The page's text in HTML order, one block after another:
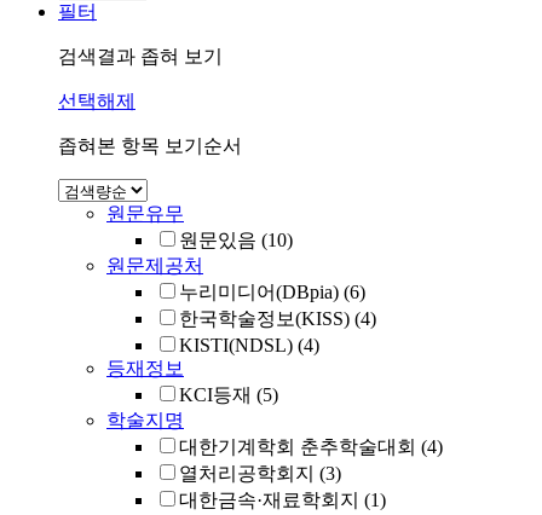
필터
검색결과 좁혀 보기
선택해제
좁혀본 항목 보기순서
원문유무
원문있음 (10)
원문제공처
누리미디어(DBpia) (6)
한국학술정보(KISS) (4)
KISTI(NDSL) (4)
등재정보
KCI등재 (5)
학술지명
대한기계학회 춘추학술대회 (4)
열처리공학회지 (3)
대한금속·재료학회지 (1)